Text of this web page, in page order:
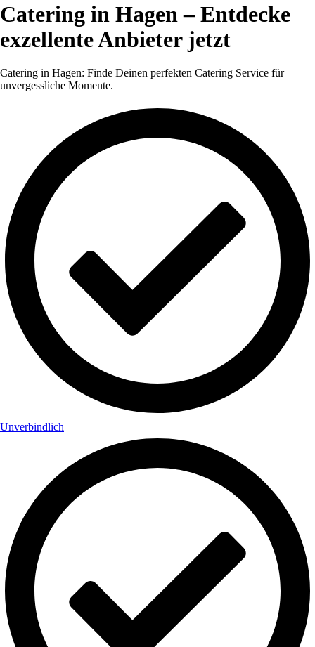
Catering in Hagen – Entdecke
exzellente Anbieter jetzt
Catering in Hagen: Finde Deinen perfekten Catering Service für
unvergessliche Momente.
Unverbindlich